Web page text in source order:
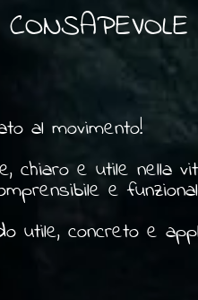
al movimento!
chiaro e utile nella
e
utile, concreto e